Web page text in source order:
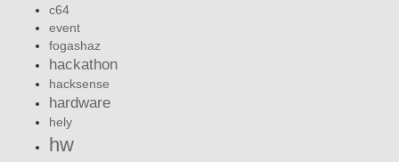
c64
event
fogashaz
hackathon
hacksense
hardware
hely
hw